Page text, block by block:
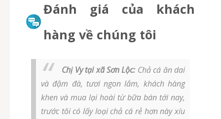
Đánh giá của khách
hàng về chúng tôi
Chị Vy tại xã Sơn Lộc: Chả cá ăn dai
và đậm đà, tươi ngon lắm, khách hàng
khen và mua lại hoài từ bữa bán tới nay,
trước tôi có lấy loại chả cá rẻ hơn này xíu